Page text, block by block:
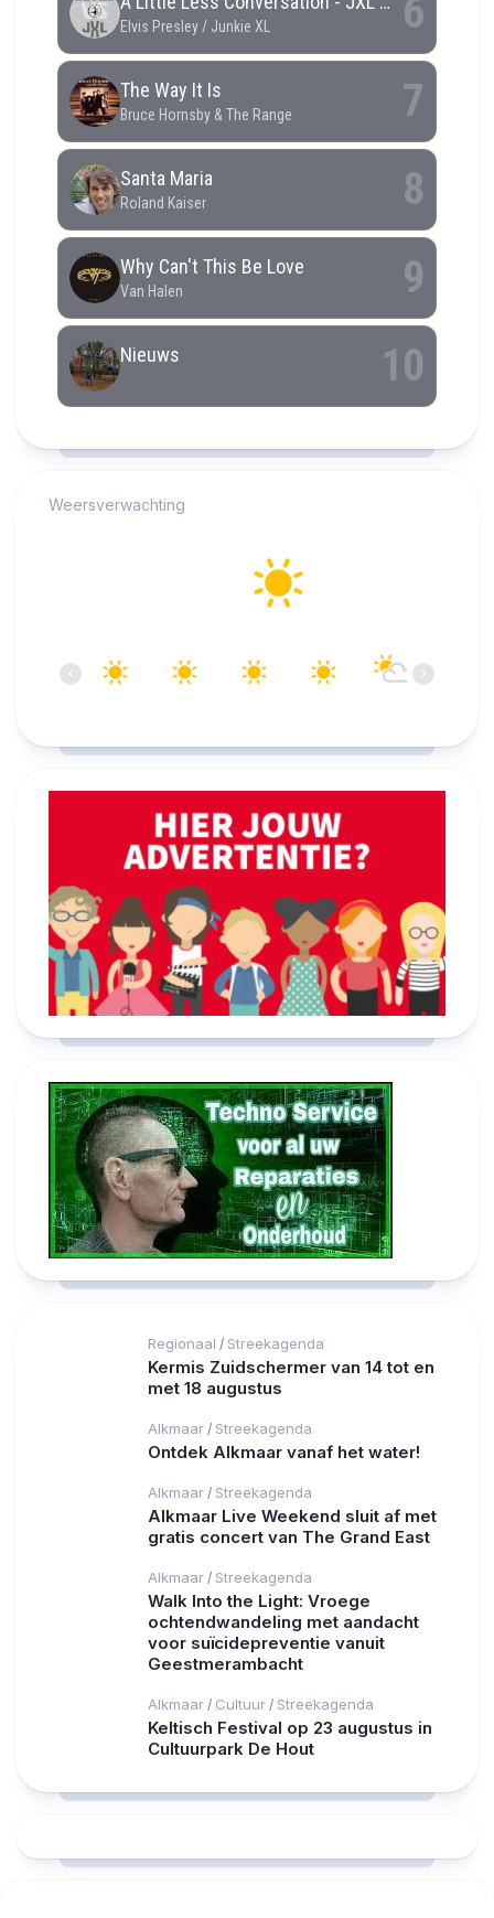
Weersverwachting
‹ ›
Regionaal / Streekagenda
Kermis Zuidschermer van 14 tot en
met 18 augustus
Alkmaar / Streekagenda
Ontdek Alkmaar vanaf het water!
Alkmaar / Streekagenda
Alkmaar Live Weekend sluit af met
gratis concert van The Grand East
Alkmaar / Streekagenda
Walk Into the Light: Vroege
ochtendwandeling met aandacht
voor suïcidepreventie vanuit
Geestmerambacht
Alkmaar / Cultuur / Streekagenda
Keltisch Festival op 23 augustus in
Cultuurpark De Hout